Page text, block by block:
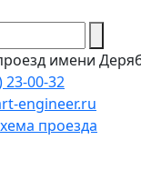
имени
23-00-32
engineer.ru
проезда